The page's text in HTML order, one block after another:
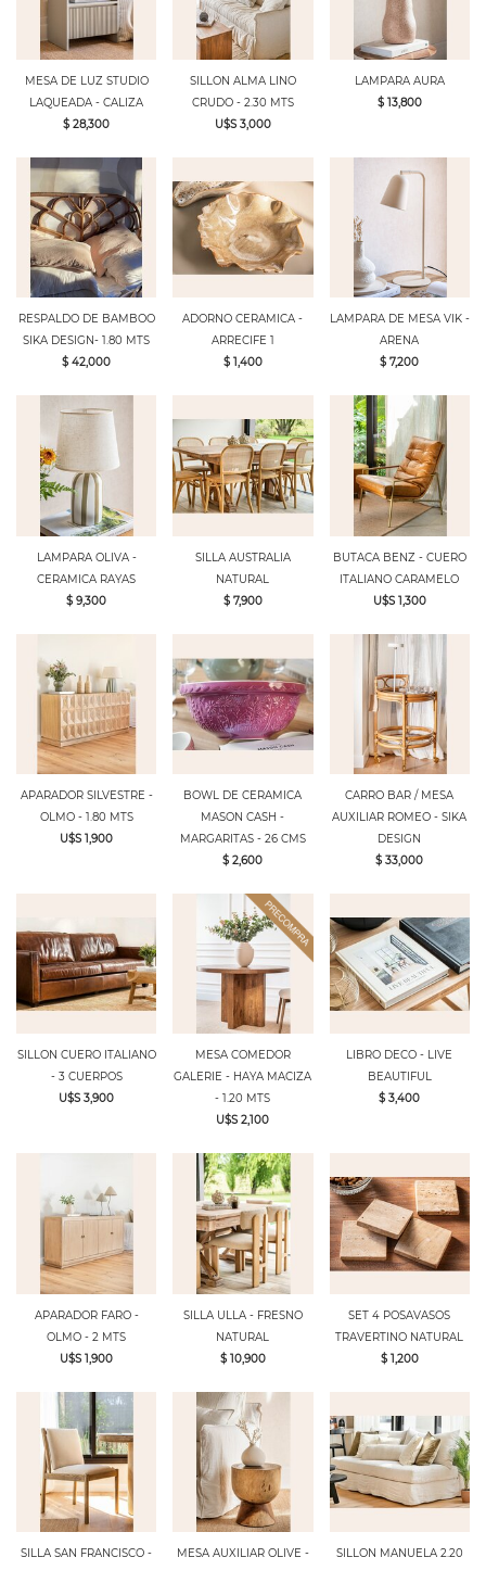
MESA DE LUZ STUDIO
LAQUEADA - CALIZA
$ 28,300
SILLON ALMA LINO
CRUDO - 2.30 MTS
U$S 3,000
LAMPARA AURA
$ 13,800
RESPALDO DE BAMBOO
SIKA DESIGN- 1.80 MTS
$ 42,000
ADORNO CERAMICA -
ARRECIFE 1
$ 1,400
LAMPARA DE MESA VIK -
ARENA
$ 7,200
LAMPARA OLIVA -
CERAMICA RAYAS
$ 9,300
SILLA AUSTRALIA
NATURAL
$ 7,900
BUTACA BENZ - CUERO
ITALIANO CARAMELO
U$S 1,300
APARADOR SILVESTRE -
OLMO - 1.80 MTS
U$S 1,900
BOWL DE CERAMICA
MASON CASH -
MARGARITAS - 26 CMS
$ 2,600
CARRO BAR / MESA
AUXILIAR ROMEO - SIKA
DESIGN
$ 33,000
SILLON CUERO ITALIANO
- 3 CUERPOS
U$S 3,900
MESA COMEDOR
GALERIE - HAYA MACIZA
- 1.20 MTS
U$S 2,100
LIBRO DECO - LIVE
BEAUTIFUL
$ 3,400
APARADOR FARO -
OLMO - 2 MTS
U$S 1,900
SILLA ULLA - FRESNO
NATURAL
$ 10,900
SET 4 POSAVASOS
TRAVERTINO NATURAL
$ 1,200
SILLA SAN FRANCISCO -
MESA AUXILIAR OLIVE -
SILLON MANUELA 2.20